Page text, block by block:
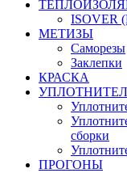
ISOVER
МЕТИЗЫ
Саморезы
Заклепки
КРАСКА
сборки
ПРОГОНЫ